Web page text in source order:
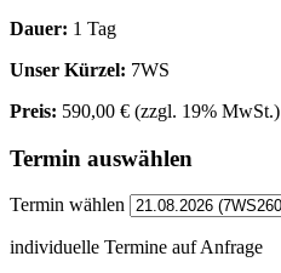
Dauer: 1 Tag
Unser Kürzel: 7WS
Preis: 590,00 € (zzgl. 19% MwSt.)
Termin auswählen
Termin wählen
individuelle Termine auf Anfrage